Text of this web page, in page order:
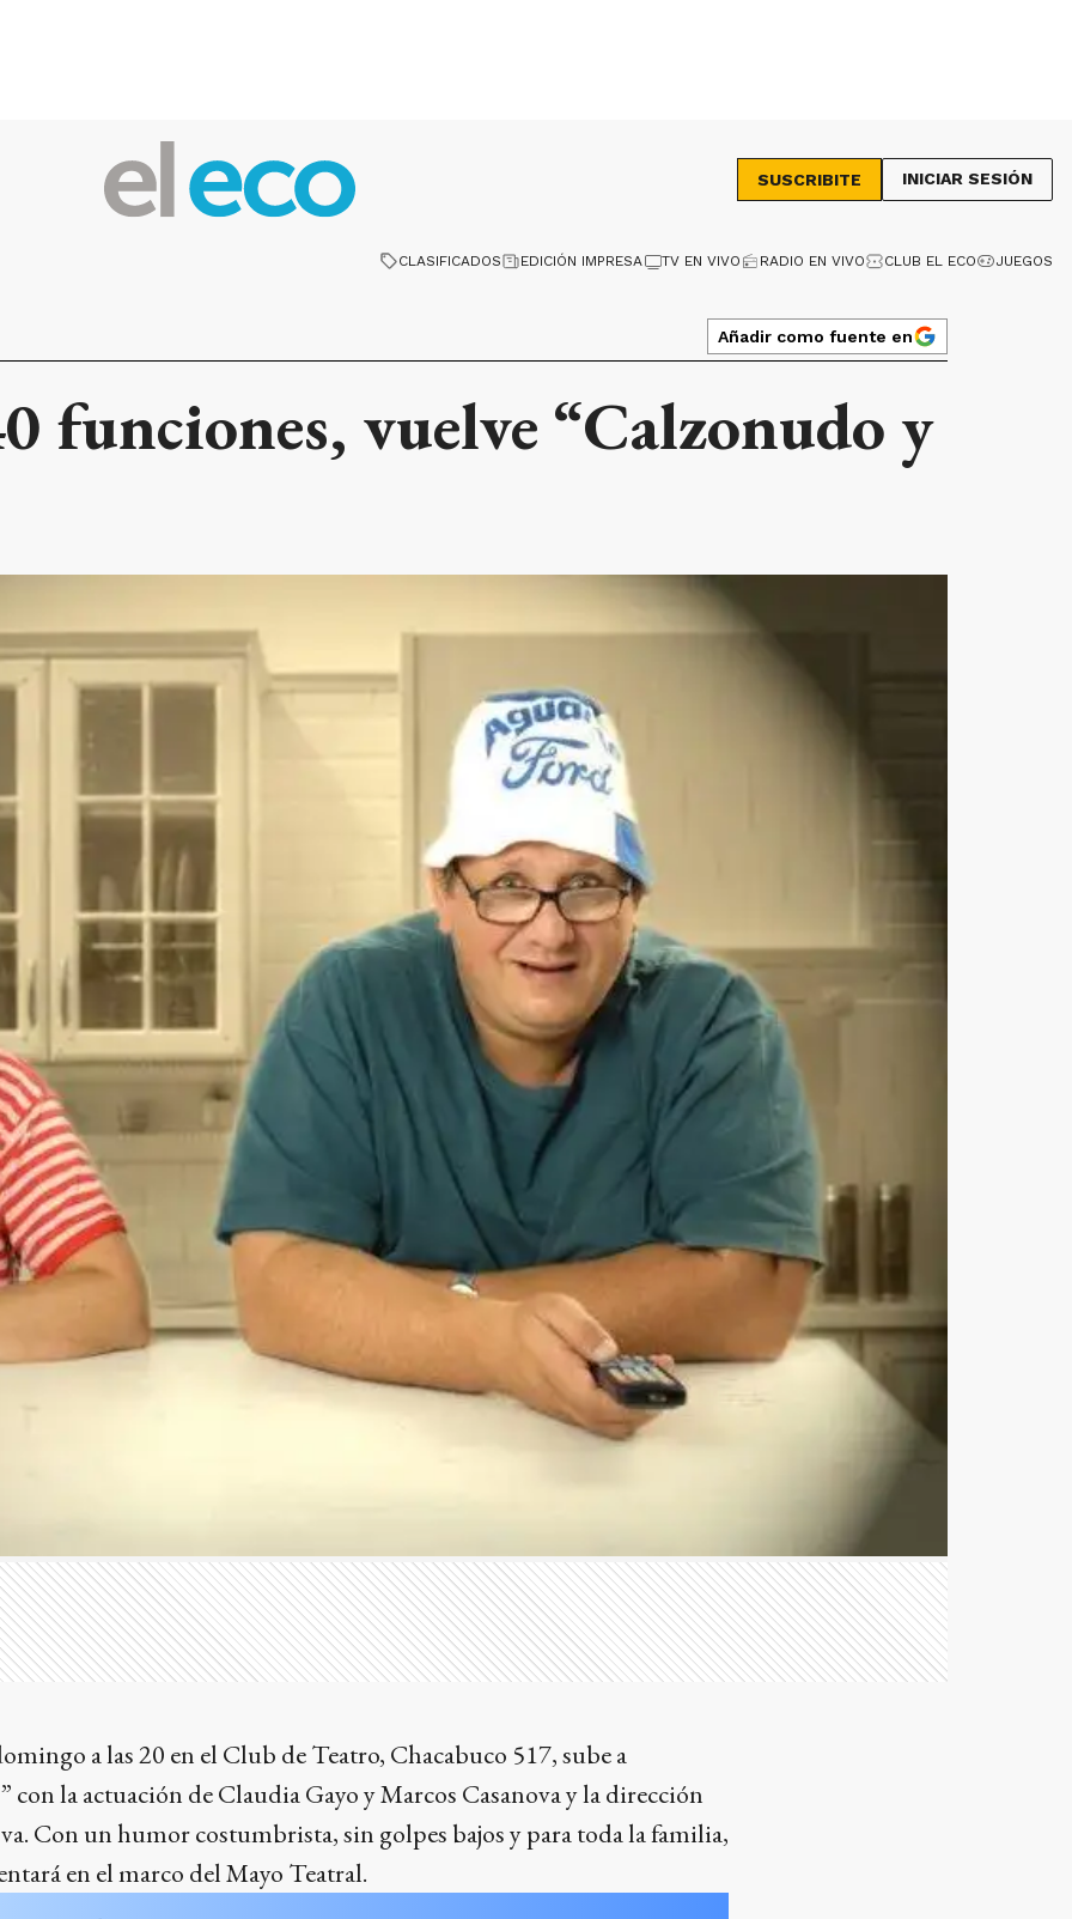
SUSCRIBITE INICIAR SESIÓN
CLASIFICADOS EDICIÓN IMPRESA TV EN VIVO RADIO EN VIVO CLUB EL ECO JUEGOS
Añadir como fuente en
funciones, vuelve “Calzonudo y
a las 20 en el Club de Teatro, Chacabuco 517, sube a
con la actuación de Claudia Gayo y Marcos Casanova y la dirección
Con un humor costumbrista, sin golpes bajos y para toda la familia,
en el marco del Mayo Teatral.